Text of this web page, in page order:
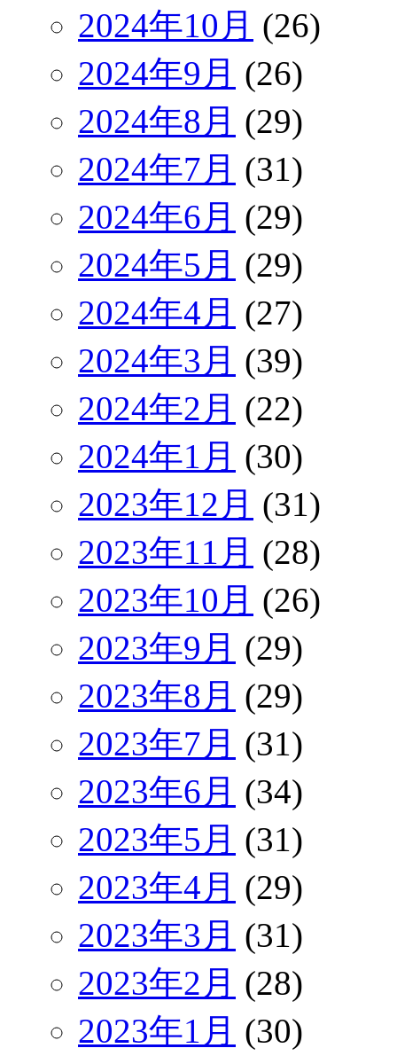
2024年10月 (26)
2024年9月 (26)
2024年8月 (29)
2024年7月 (31)
2024年6月 (29)
2024年5月 (29)
2024年4月 (27)
2024年3月 (39)
2024年2月 (22)
2024年1月 (30)
2023年12月 (31)
2023年11月 (28)
2023年10月 (26)
2023年9月 (29)
2023年8月 (29)
2023年7月 (31)
2023年6月 (34)
2023年5月 (31)
2023年4月 (29)
2023年3月 (31)
2023年2月 (28)
2023年1月 (30)